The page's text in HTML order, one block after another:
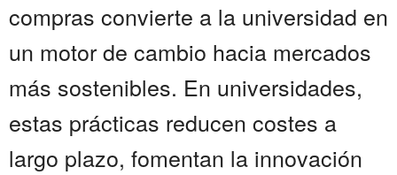
compras convierte a la universidad en
un motor de cambio hacia mercados
más sostenibles. En universidades,
estas prácticas reducen costes a
largo plazo, fomentan la innovación